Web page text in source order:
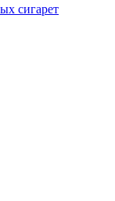
сигарет